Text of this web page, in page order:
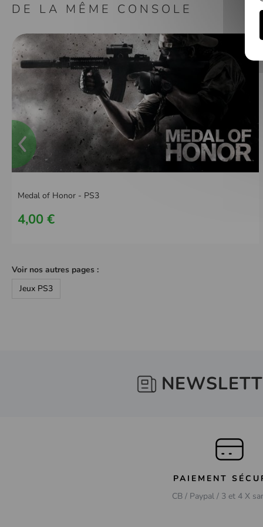
DE LA MÊME CONSOLE
Medal of Honor - PS3
4,00 €
Voir nos autres pages :
Jeux PS3
PAIEMENT
CB / Paypal / 3 et 4 X